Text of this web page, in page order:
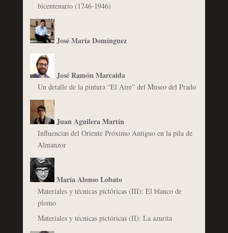
bicentenario (1746-1946)
José María Domínguez
José Ramón Marcaida
Un detalle de la pintura “El Aire” del Museo del Prado
Juan Aguilera Martín
Influencias del Oriente Próximo Antiguo en la pila de
Almanzor
María Alonso Lobato
Materiales y técnicas pictóricas (III): El blanco de
plomo
Materiales y técnicas pictóricas (II): La azurita